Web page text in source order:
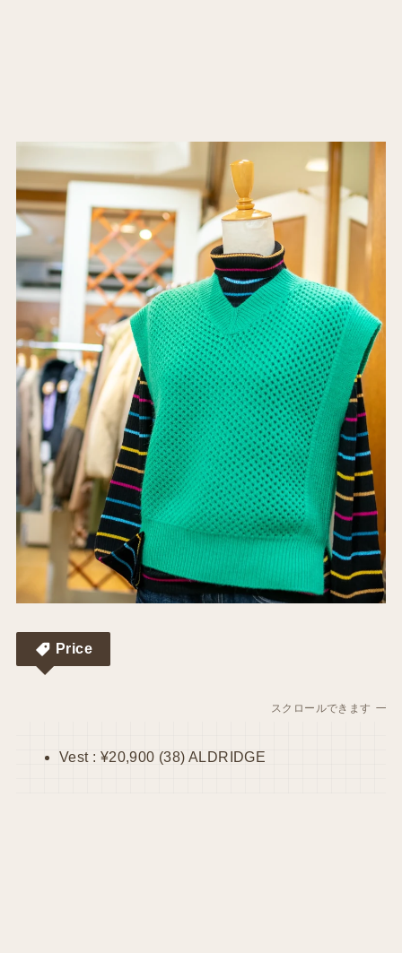
Price
スクロールできます
Vest : ¥20,900 (38) ALDRIDGE